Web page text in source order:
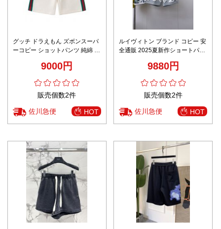
グッチ ドラえもん ズボンスーパ
ーコピー ショットパンツ 純綿 ゆ
9000円
販売個数2件
佐川急便 HOT
ルイヴィトン ブランド コピー 安
全通販 2025夏新作ショートパン
9880円
販売個数2件
佐川急便 HOT